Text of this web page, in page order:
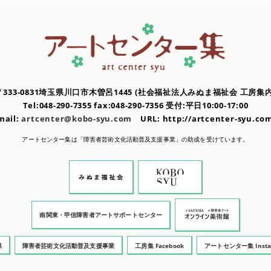
333-0831埼玉県川口市木曽呂1445 (社会福祉法人みぬま福祉会 工房集
Tel:048-290-7355 fax:048-290-7356受付:平日10:00-17:00
artcenter@kobo-syu.com URL: http://artcenter-
アートセンター集は「障害者芸術文化活動普及支援事業」の助成を受けています。
南関東・甲信障害者アートサポートセンター
障害者芸術文化活動普及支援事業 工房集 Facebook アートセンター集